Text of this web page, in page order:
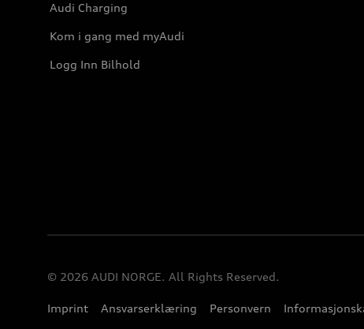
Audi Charging
Kom i gang med myAudi
Logg Inn Bilhold
© 2026 AUDI NORGE. All Rights Reserved.
Imprint Ansvarserklæring Personvern